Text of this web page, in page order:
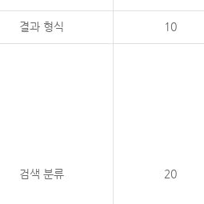
결과 형식 10
검색 분류 20